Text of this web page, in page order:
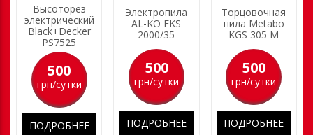
Высоторез
электрический
Black+Decker
PS7525
500
грн/сутки
ПОДРОБНЕЕ
Электропила
AL-KO EKS
2000/35
500
грн/сутки
ПОДРОБНЕЕ
Торцовочная
пила Metabo
KGS 305 M
500
грн/сутки
ПОДРОБНЕЕ